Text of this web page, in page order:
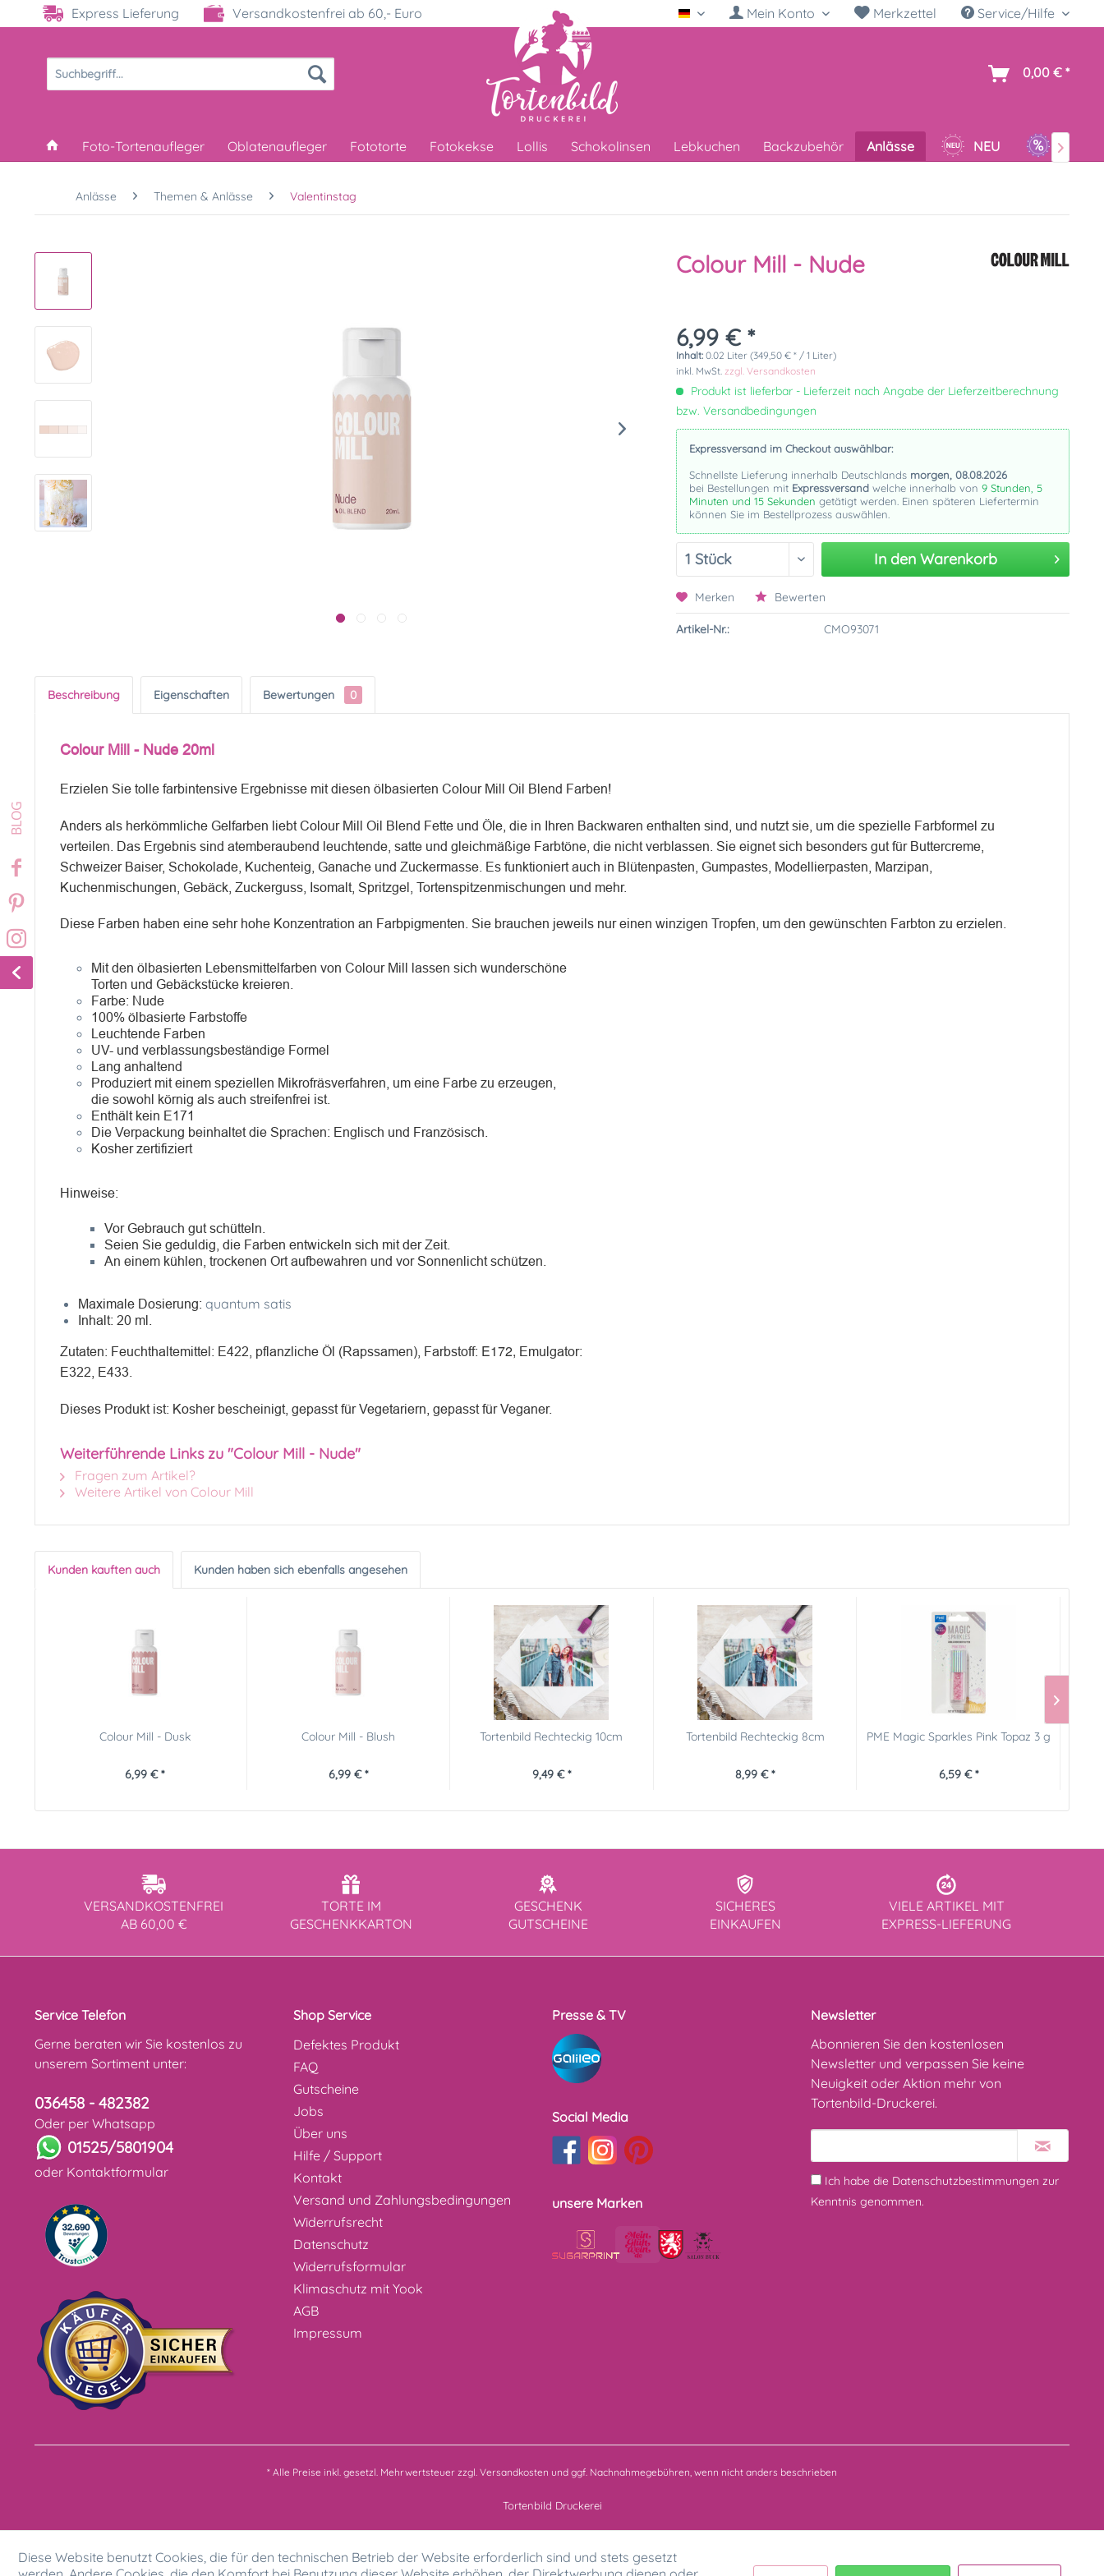
Express Lieferung Versandkostenfrei ab 60,- Euro Deutsch Mein Konto Merkzettel Service/Hilfe
0,00 € *
Foto-Tortenaufleger Oblatenaufleger Fototorte Fotokekse Lollis Schokolinsen Lebkuchen Backzubehör Anlässe NEU SALE

Anlässe Themen & Anlässe Valentinstag
Colour Mill - Nude
6,99 € *
Inhalt:0.02 Liter (349,50 € * / 1 Liter)
inkl. MwSt.zzgl. Versandkosten
Produkt ist lieferbar - Lieferzeit nach Angabe der Lieferzeitberechnung
bzw. Versandbedingungen
Expressversand im Checkout auswählbar:
Schnellste Lieferung innerhalb Deutschlands morgen, 08.08.2026
bei Bestellungen mit Expressversand welche innerhalb von9 Stunden, 5
Minuten und 14 Sekunden getätigt werden. Einen späteren Liefertermin
können Sie im Bestellprozess auswählen.
In den Warenkorb
Merken Bewerten
Artikel-Nr.: CMO93071
Beschreibung Eigenschaften Bewertungen 0
Colour Mill - Nude 20ml
Erzielen Sie tolle farbintensive Ergebnisse mit diesen ölbasierten Colour Mill Oil Blend Farben!
Anders als herkömmliche Gelfarben liebt Colour Mill Oil Blend Fette und Öle, die in Ihren Backwaren enthalten sind, und nutzt sie, um die spezielle Farbformel zu
verteilen. Das Ergebnis sind atemberaubend leuchtende, satte und gleichmäßige Farbtöne, die nicht verblassen. Sie eignet sich besonders gut für Buttercreme,
Schweizer Baiser, Schokolade, Kuchenteig, Ganache und Zuckermasse. Es funktioniert auch in Blütenpasten, Gumpastes, Modellierpasten, Marzipan,
Kuchenmischungen, Gebäck, Zuckerguss, Isomalt, Spritzgel, Tortenspitzenmischungen und mehr.
Diese Farben haben eine sehr hohe Konzentration an Farbpigmenten. Sie brauchen jeweils nur einen winzigen Tropfen, um den gewünschten Farbton zu erzielen.
Mit den ölbasierten Lebensmittelfarben von Colour Mill lassen sich wunderschöne
Torten und Gebäckstücke kreieren.
Farbe: Nude
100% ölbasierte Farbstoffe
Leuchtende Farben
UV- und verblassungsbeständige Formel
Lang anhaltend
Produziert mit einem speziellen Mikrofräsverfahren, um eine Farbe zu erzeugen,
die sowohl körnig als auch streifenfrei ist.
Enthält kein E171
Die Verpackung beinhaltet die Sprachen: Englisch und Französisch.
Kosher zertifiziert
Hinweise:
Vor Gebrauch gut schütteln.
Seien Sie geduldig, die Farben entwickeln sich mit der Zeit.
An einem kühlen, trockenen Ort aufbewahren und vor Sonnenlicht schützen.
Maximale Dosierung: quantum satis
Inhalt: 20 ml.
Zutaten: Feuchthaltemittel: E422, pflanzliche Öl (Rapssamen), Farbstoff: E172, Emulgator:
E322, E433.
Dieses Produkt ist: Kosher bescheinigt, gepasst für Vegetariern, gepasst für Veganer.
Weiterführende Links zu "Colour Mill - Nude"
Fragen zum Artikel?
Weitere Artikel von Colour Mill
Kunden kauften auch Kunden haben sich ebenfalls angesehen
Colour Mill - Dusk
6,99 € *
Colour Mill - Blush
6,99 € *
Tortenbild Rechteckig 10cm
9,49 € *
Tortenbild Rechteckig 8cm
8,99 € *
PME Magic Sparkles Pink Topaz 3 g
6,59 € *
VERSANDKOSTENFREI
AB 60,00 €
TORTE IM
GESCHENKKARTON
GESCHENK
GUTSCHEINE
SICHERES
EINKAUFEN
VIELE ARTIKEL MIT
EXPRESS-LIEFERUNG
Service Telefon
Gerne beraten wir Sie kostenlos zu
unserem Sortiment unter:
036458 - 482382
Oder per Whatsapp
01525/5801904
oder Kontaktformular
Shop Service
Defektes Produkt
FAQ
Gutscheine
Jobs
Über uns
Hilfe / Support
Kontakt
Versand und Zahlungsbedingungen
Widerrufsrecht
Datenschutz
Widerrufsformular
Klimaschutz mit Yook
AGB
Impressum
Presse & TV
Social Media
unsere Marken
Newsletter
Abonnieren Sie den kostenlosen
Newsletter und verpassen Sie keine
Neuigkeit oder Aktion mehr von
Tortenbild-Druckerei.
Ich habe die Datenschutzbestimmungen zur
Kenntnis genommen.
* Alle Preise inkl. gesetzl. Mehrwertsteuer zzgl. Versandkosten und ggf. Nachnahmegebühren, wenn nicht anders beschrieben
Tortenbild Druckerei
Diese Website benutzt Cookies, die für den technischen Betrieb der Website erforderlich sind und stets gesetzt